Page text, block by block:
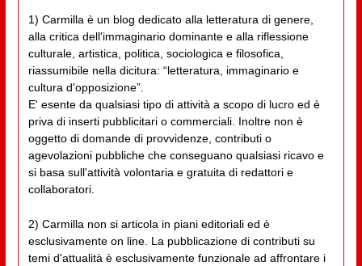
1) Carmilla è un blog dedicato alla letteratura di genere,
alla critica dell'immaginario dominante e alla riflessione
culturale, artistica, politica, sociologica e filosofica,
riassumibile nella dicitura: “letteratura, immaginario e
cultura d'opposizione”.
E' esente da qualsiasi tipo di attività a scopo di lucro ed è
priva di inserti pubblicitari o commerciali. Inoltre non è
oggetto di domande di provvidenze, contributi o
agevolazioni pubbliche che conseguano qualsiasi ricavo e
si basa sull'attività volontaria e gratuita di redattori e
collaboratori.
2) Carmilla non si articola in piani editoriali ed è
esclusivamente on line. La pubblicazione di contributi su
temi d'attualità è esclusivamente funzionale ad affrontare i